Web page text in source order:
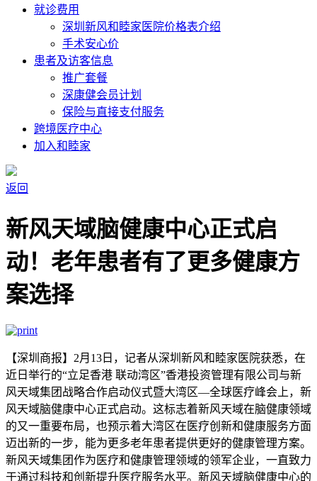
就诊费用
深圳新风和睦家医院价格表介绍
手术安心价
患者及访客信息
推广套餐
深康健会员计划
保险与直接支付服务
跨境医疗中心
加入和睦家
返回
新风天域脑健康中心正式启
动！老年患者有了更多健康方
案选择
【深圳商报】2月13日，记者从深圳新风和睦家医院获悉，在
近日举行的“立足香港 联动湾区”香港投资管理有限公司与新
风天域集团战略合作启动仪式暨大湾区—全球医疗峰会上，新
风天域脑健康中心正式启动。这标志着新风天域在脑健康领域
的又一重要布局，也预示着大湾区在医疗创新和健康服务方面
迈出新的一步，能为更多老年患者提供更好的健康管理方案。
新风天域集团作为医疗和健康管理领域的领军企业，一直致力
于通过科技和创新提升医疗服务水平。新风天域脑健康中心的